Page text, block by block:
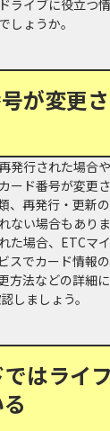
ライブに役立つ
しょうか。
が変更
発行された場合
ード番号が変更
再発行・更新の
ない場合もありま
た場合、ETCマ
スでカード情報
方法などの詳細
しましょう。
はライ